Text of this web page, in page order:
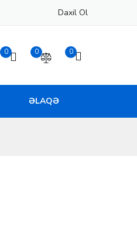
Daxil Ol
0 0 0
ƏLAQƏ